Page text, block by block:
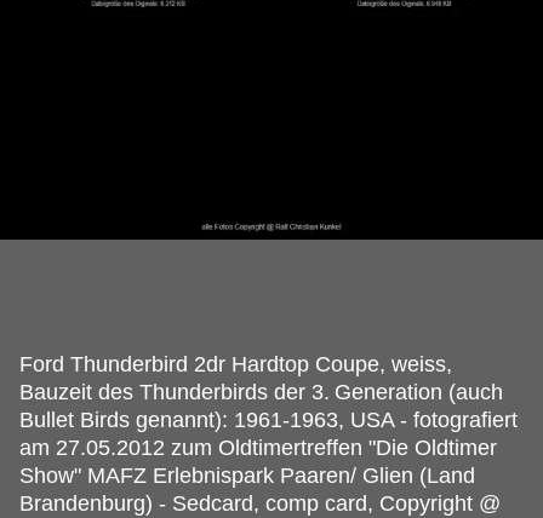
Ford Thunderbird 2dr Hardtop Coupe, weiss,
Bauzeit des Thunderbirds der 3. Generation (auch
Bullet Birds genannt): 1961-1963, USA - fotografiert
am 27.05.2012 zum Oldtimertreffen "Die Oldtimer
Show" MAFZ Erlebnispark Paaren/ Glien (Land
Brandenburg) - Sedcard, comp card, Copyright @